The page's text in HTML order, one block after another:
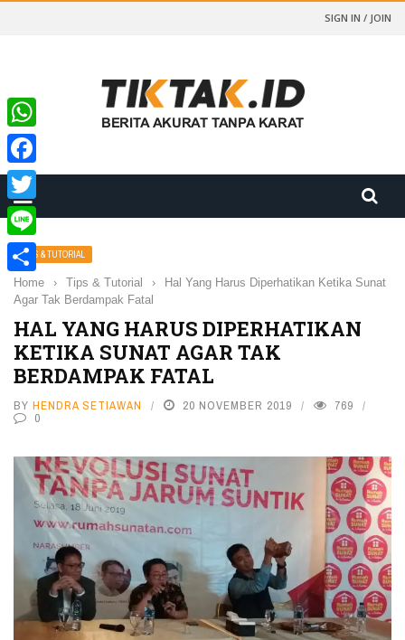
SIGN IN / JOIN
TIPS & TUTORIAL
Home › Tips & Tutorial ›
Hal Yang Harus Diperhatikan Ketika Sunat
Agar Tak Berdampak Fatal
HAL YANG HARUS DIPERHATIKAN
KETIKA SUNAT AGAR TAK
BERDAMPAK FATAL
BY HENDRA SETIAWAN 20 NOVEMBER 2019
769
0
WhatsApp
Facebook
Twitter
Line
Share